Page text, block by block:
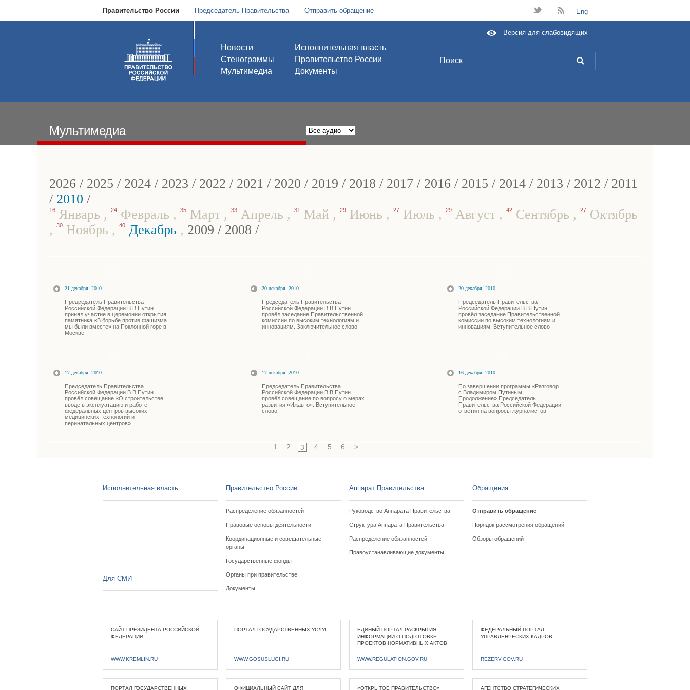
Правительство России Председатель Правительства Отправить обращение t B Eng
Новости
Стенограммы
Мультимедиа
Исполнительная власть
Правительство России
Документы
L
Версия для слабовидящих
Мультимедиа
2026 / 2025 / 2024 / 2023 / 2022 / 2021 / 2020 / 2019 / 2018 / 2017 / 2016 / 2015 / 2014 / 2013 / 2012 / 2011
/ 2010 /
16 Январь , 24 Февраль , 35 Март , 33 Апрель , 31 Май , 29 Июнь , 27 Июль , 29 Август , 42 Сентябрь , 27
Октябрь
,
30 Ноябрь , 40 Декабрь , 2009 / 2008 /
21 декабря, 2010
Председатель Правительства
Российской Федерации В.В.Путин
принял участие в церемонии открытия
памятника «В борьбе против фашизма
мы были вместе» на Поклонной горе в
Москве
20 декабря, 2010
Председатель Правительства
Российской Федерации В.В.Путин
провёл заседание Правительственной
комиссии по высоким технологиям и
инновациям. Заключительное слово
20 декабря, 2010
Председатель Правительства
Российской Федерации В.В.Путин
провёл заседание Правительственной
комиссии по высоким технологиям и
инновациям. Вступительное слово
17 декабря, 2010
Председатель Правительства
Российской Федерации В.В.Путин
провёл совещание «О строительстве,
вводе в эксплуатацию и работе
федеральных центров высоких
медицинских технологий и
перинатальных центров»
17 декабря, 2010
Председатель Правительства
Российской Федерации В.В.Путин
провёл совещание по вопросу о мерах
развития «Ижавто». Вступительное
слово
16 декабря, 2010
По завершении программы «Разговор
с Владимиром Путиным.
Продолжение» Председатель
Правительства Российской Федерации
ответил на вопросы журналистов
1 2 3 4 5 6 >
Исполнительная власть Правительство России
Распределение обязанностей
Правовые основы деятельности
Координационные и совещательные
органы
Государственные фонды
Органы при правительстве
Документы
Аппарат Правительства
Руководство Аппарата Правительства
Структура Аппарата Правительства
Распределение обязанностей
Правоустанавливающие документы
Обращения
Отправить обращение
Порядок рассмотрения обращений
Обзоры обращений
Для СМИ
САЙТ ПРЕЗИДЕНТА РОССИЙСКОЙ
ФЕДЕРАЦИИ
WWW.KREMLIN.RU
ПОРТАЛ ГОСУДАРСТВЕННЫХ УСЛУГ
WWW.GOSUSLUGI.RU
ЕДИНЫЙ ПОРТАЛ РАСКРЫТИЯ
ИНФОРМАЦИИ О ПОДГОТОВКЕ
ПРОЕКТОВ НОРМАТИВНЫХ АКТОВ
WWW.REGULATION.GOV.RU
ФЕДЕРАЛЬНЫЙ ПОРТАЛ
УПРАВЛЕНЧЕСКИХ КАДРОВ
REZERV.GOV.RU
ПОРТАЛ ГОСУДАРСТВЕННЫХ ОФИЦИАЛЬНЫЙ САЙТ ДЛЯ «ОТКРЫТОЕ ПРАВИТЕЛЬСТВО» АГЕНТСТВО СТРАТЕГИЧЕСКИХ